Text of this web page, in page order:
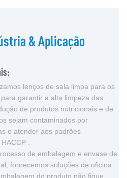
& Aplicação
lenços de sala limpa para os
garantir a alta limpeza das
de produtos nutricionais e de
sejam contaminados por
e atender aos padrões
.
de embalagem e envase de
fornecemos soluções de oficina
do produto não fique